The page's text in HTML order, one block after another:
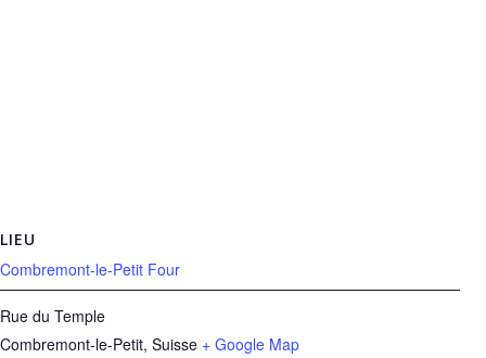
LIEU
Combremont-le-Petit Four
Rue du Temple
Combremont-le-Petit, Suisse + Google Map